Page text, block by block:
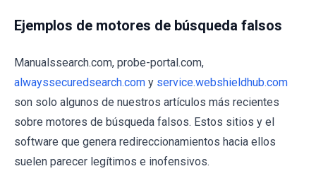
Ejemplos de motores de búsqueda falsos
Manualssearch.com, probe-portal.com,
alwayssecuredsearch.com y service.webshieldhub.com
son solo algunos de nuestros artículos más recientes
sobre motores de búsqueda falsos. Estos sitios y el
software que genera redireccionamientos hacia ellos
suelen parecer legítimos e inofensivos.